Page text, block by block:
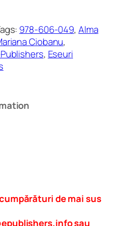
978-606-049, Alma
Ciobanu
, Eseuri
de mai sus
sau